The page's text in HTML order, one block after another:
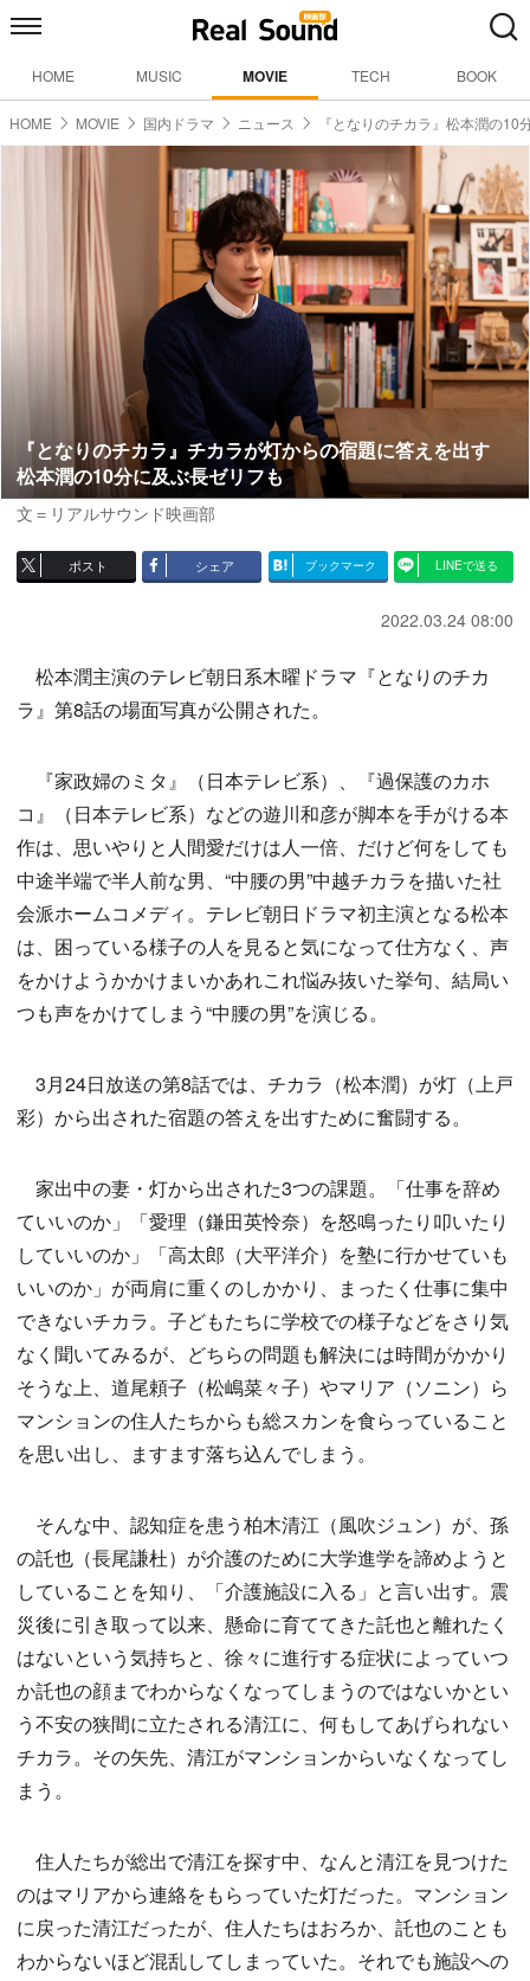
HOME MUSIC MOVIE TECH BOOK
HOME MOVIE 国内ドラマ ニュース 『となりのチカラ』松本潤の10
『となりのチカラ』チカラが灯からの宿題に答えを出す
松本潤の10分に及ぶ長ゼリフも
文＝リアルサウンド映画部
ポスト シェア ブックマーク LINEで送る
2022.03.24 08:00
松本潤主演のテレビ朝日系木曜ドラマ『となりのチカ
ラ』第8話の場面写真が公開された。
『家政婦のミタ』（日本テレビ系）、『過保護のカホ
コ』（日本テレビ系）などの遊川和彦が脚本を手がける本
作は、思いやりと人間愛だけは人一倍、だけど何をしても
中途半端で半人前な男、“中腰の男”中越チカラを描いた社
会派ホームコメディ。テレビ朝日ドラマ初主演となる松本
は、困っている様子の人を見ると気になって仕方なく、声
をかけようかかけまいかあれこれ悩み抜いた挙句、結局い
つも声をかけてしまう“中腰の男”を演じる。
3月24日放送の第8話では、チカラ（松本潤）が灯（上戸
彩）から出された宿題の答えを出すために奮闘する。
家出中の妻・灯から出された3つの課題。「仕事を辞め
ていいのか」「愛理（鎌田英怜奈）を怒鳴ったり叩いたり
していいのか」「高太郎（大平洋介）を塾に行かせていも
いいのか」が両肩に重くのしかかり、まったく仕事に集中
できないチカラ。子どもたちに学校での様子などをさり気
なく聞いてみるが、どちらの問題も解決には時間がかかり
そうな上、道尾頼子（松嶋菜々子）やマリア（ソニン）ら
マンションの住人たちからも総スカンを食らっていること
を思い出し、ますます落ち込んでしまう。
そんな中、認知症を患う柏木清江（風吹ジュン）が、孫
の託也（長尾謙杜）が介護のために大学進学を諦めようと
していることを知り、「介護施設に入る」と言い出す。震
災後に引き取って以来、懸命に育ててきた託也と離れたく
はないという気持ちと、徐々に進行する症状によっていつ
か託也の顔までわからなくなってしまうのではないかとい
う不安の狭間に立たされる清江に、何もしてあげられない
チカラ。その矢先、清江がマンションからいなくなってし
まう。
住人たちが総出で清江を探す中、なんと清江を見つけた
のはマリアから連絡をもらっていた灯だった。マンション
に戻った清江だったが、住人たちはおろか、託也のことも
わからないほど混乱してしまっていた。それでも施設への